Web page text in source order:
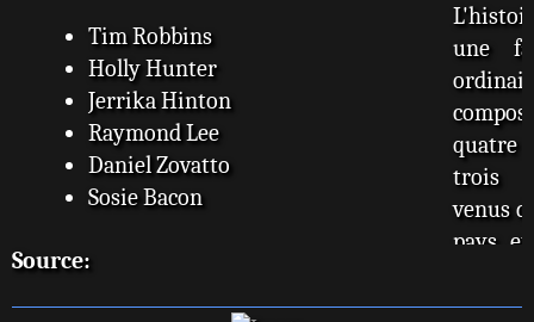
Tim Robbins
Holly Hunter
Jerrika Hinton
Raymond Lee
Daniel Zovatto
Sosie Bacon
une
trois
venus
pays,
conçu,
Source: